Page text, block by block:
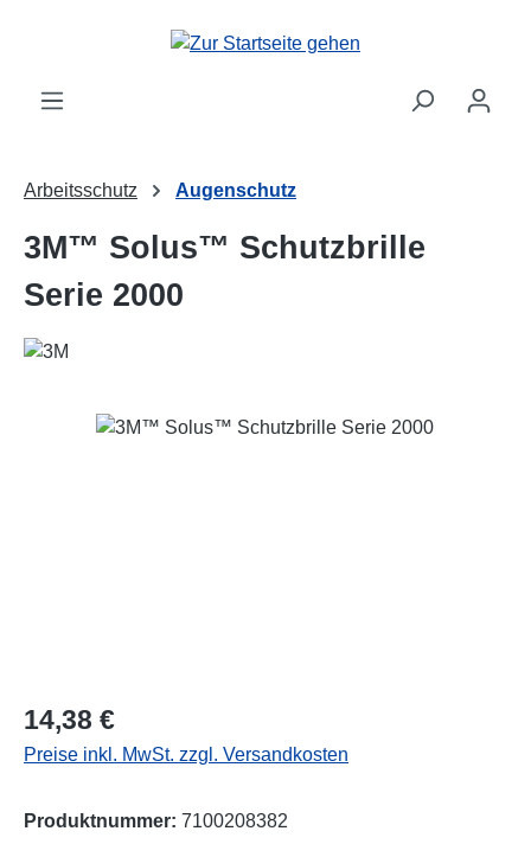
Zum Hauptinhalt springen
Arbeitsschutz Augenschutz
3M™ Solus™ Schutzbrille
Serie 2000
Bildergalerie überspringen
Regulärer Preis:
14,38 €
Preise inkl. MwSt. zzgl. Versandkosten
Produktnummer: 7100208382